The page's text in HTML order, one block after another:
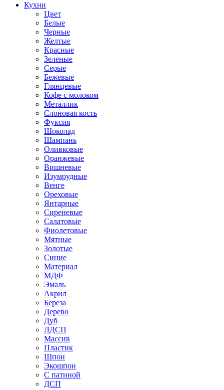
Кухни
Цвет
Белые
Черные
Желтые
Красные
Зеленые
Серые
Бежевые
Глянцевые
Кофе с молоком
Металлик
Слоновая кость
Фуксия
Шоколад
Шампань
Оливковые
Оранжевые
Вишневые
Изумрудные
Венге
Ореховые
Янтарные
Сиреневые
Салатовые
Фиолетовые
Мятные
Золотые
Синие
Материал
МДФ
Эмаль
Акрил
Береза
Дерево
Дуб
ЛДСП
Массив
Пластик
Шпон
Экошпон
С патиной
ДСП